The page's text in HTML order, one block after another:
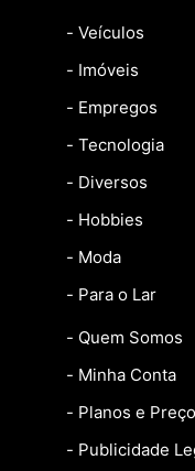
- Veículos
- Imóveis
- Empregos
- Tecnologia
- Diversos
- Hobbies
- Moda
- Para o Lar
- Quem Somos
- Minha Conta
- Planos e
- Publicidade